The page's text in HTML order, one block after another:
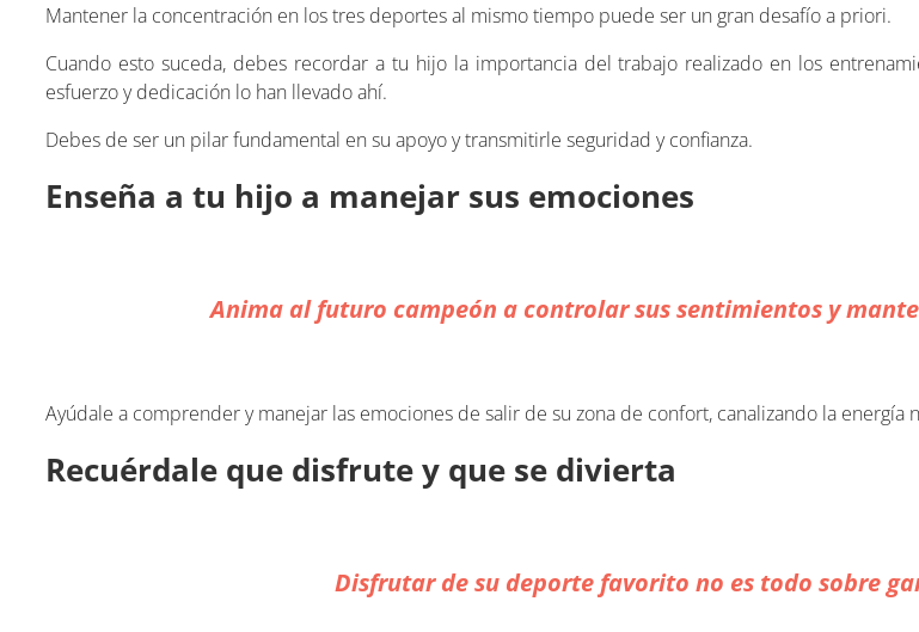
Mantener la concentración en los tres deportes al mismo tiempo puede ser un gran desafío a priori.
Cuando esto suceda, debes recordar a tu hijo la importancia del trabajo realizado en los
esfuerzo y dedicación lo han llevado ahí.
Debes de ser un pilar fundamental en su apoyo y transmitirle seguridad y confianza.
Enseña a tu hijo a manejar sus emociones
Anima al futuro campeón a controlar sus sentimientos y
Ayúdale a comprender y manejar las emociones de salir de su zona de confort, canalizando la energía
Recuérdale que disfrute y que se divierta
Disfrutar de su deporte favorito no es todo sobre